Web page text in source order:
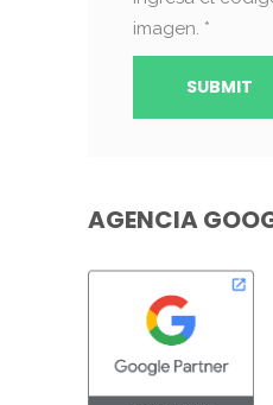
imagen. *
AGENCIA